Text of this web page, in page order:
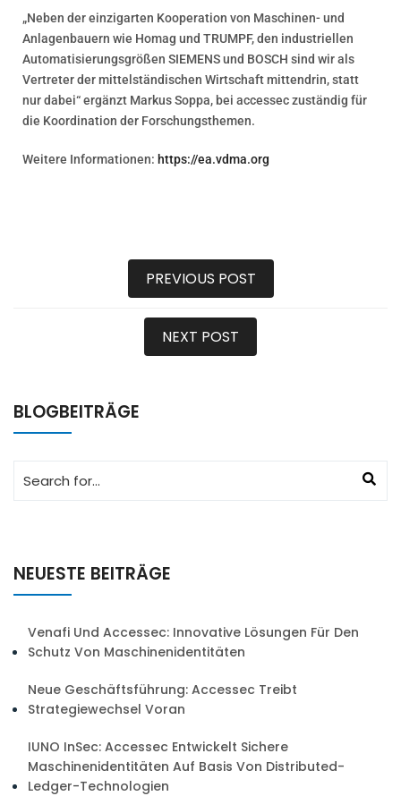
„Neben der einzigarten Kooperation von Maschinen- und
Anlagenbauern wie Homag und TRUMPF, den industriellen
Automatisierungsgrößen SIEMENS und BOSCH sind wir als
Vertreter der mittelständischen Wirtschaft mittendrin, statt
nur dabei“ ergänzt Markus Soppa, bei accessec zuständig für
die Koordination der Forschungsthemen.
Weitere Informationen: https://ea.vdma.org
PREVIOUS POST
NEXT POST
BLOGBEITRÄGE
NEUESTE BEITRÄGE
Venafi Und Accessec: Innovative Lösungen Für Den
Schutz Von Maschinenidentitäten
Neue Geschäftsführung: Accessec Treibt
Strategiewechsel Voran
IUNO InSec: Accessec Entwickelt Sichere
Maschinenidentitäten Auf Basis Von Distributed-
Ledger-Technologien